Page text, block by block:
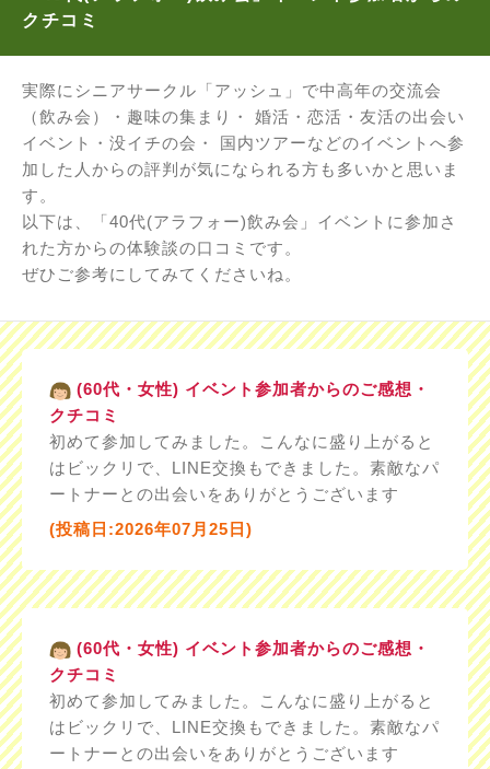
クチコミ
実際にシニアサークル「アッシュ」で中高年の交流会
（飲み会）・趣味の集まり・ 婚活・恋活・友活の出会い
イベント・没イチの会・ 国内ツアーなどのイベントへ参
加した人からの評判が気になられる方も多いかと思いま
す。
以下は、「40代(アラフォー)飲み会」イベントに参加さ
れた方からの体験談の口コミです。
ぜひご参考にしてみてくださいね。
(60代・女性) イベント参加者からのご感想・
クチコミ
初めて参加してみました。こんなに盛り上がると
はビックリで、LINE交換もできました。素敵なパ
ートナーとの出会いをありがとうございます
(投稿日:2026年07月25日)
(60代・女性) イベント参加者からのご感想・
クチコミ
初めて参加してみました。こんなに盛り上がると
はビックリで、LINE交換もできました。素敵なパ
ートナーとの出会いをありがとうございます